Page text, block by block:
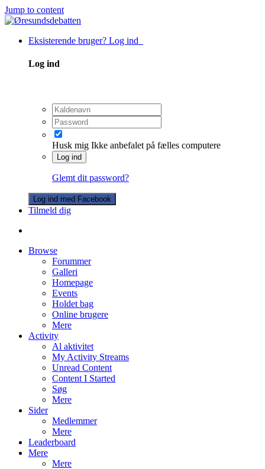
Jump to content
Eksisterende bruger? Log ind
Log ind
Husk mig Ikke anbefalet på fælles computere
Log ind
Glemt dit password?
Log ind med Facebook
Tilmeld dig
Browse
Forummer
Galleri
Homepage
Events
Holdet bag
Online brugere
Mere
Activity
Al aktivitet
My Activity Streams
Unread Content
Content I Started
Søg
Mere
Sider
Medlemmer
Mere
Leaderboard
Mere
Mere